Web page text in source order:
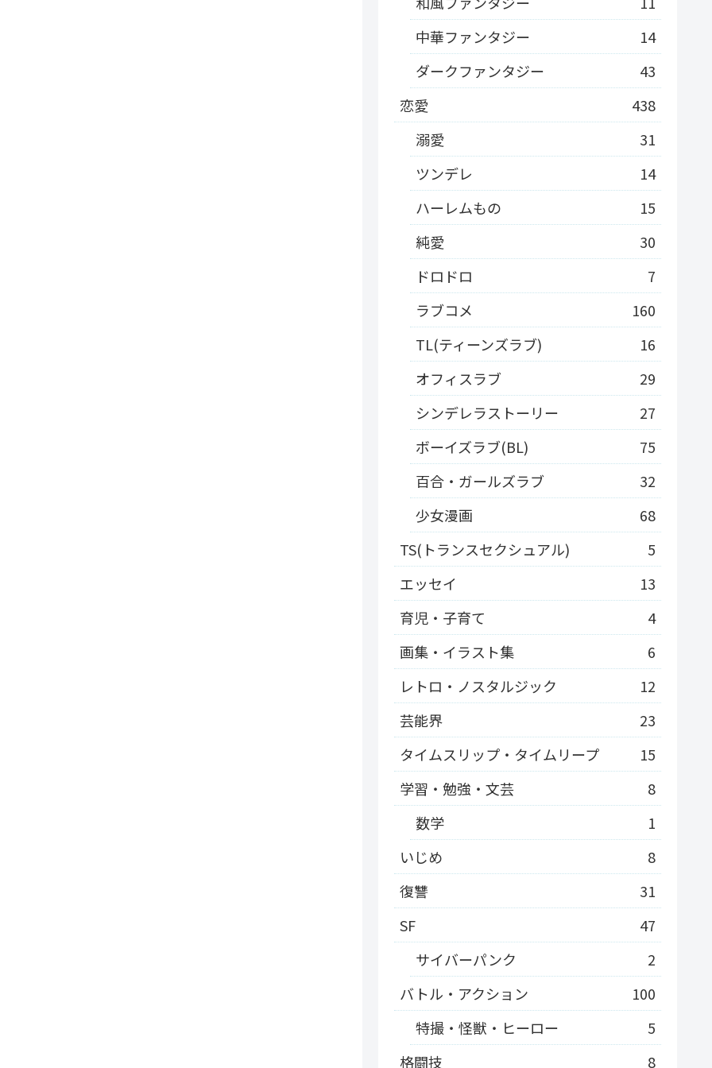
中華ファンタジー
14
ダークファンタジー
43
恋愛
438
溺愛
31
ツンデレ
14
ハーレムもの
15
純愛
30
ドロドロ
7
ラブコメ
160
TL(ティーンズラブ)
16
オフィスラブ
29
シンデレラストーリー
27
ボーイズラブ(BL)
75
百合・ガールズラブ
32
少女漫画
68
TS(トランスセクシュアル)
5
エッセイ
13
育児・子育て
4
画集・イラスト集
6
レトロ・ノスタルジック
12
芸能界
23
タイムスリップ・タイムリープ
15
学習・勉強・文芸
8
数学
1
いじめ
8
復讐
31
SF
47
サイバーパンク
2
バトル・アクション
100
特撮・怪獣・ヒーロー
5
格闘技
8